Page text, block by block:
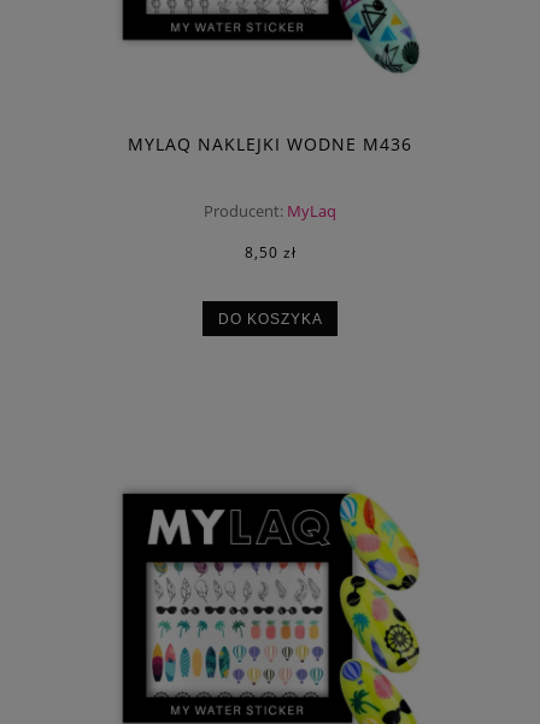
MYLAQ NAKLEJKI WODNE M436
Producent: MyLaq
8,50 zł
DO KOSZYKA